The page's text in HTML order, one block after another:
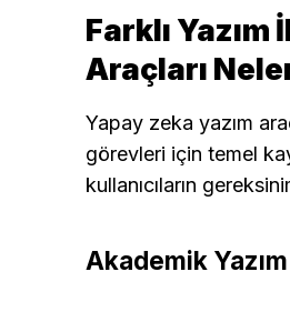
Farklı
Araçları
Yapay zeka yazım
görevleri için temel
kullanıcıların
Akademik